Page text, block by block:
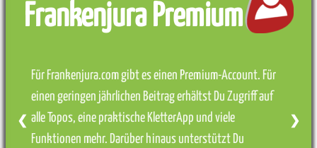
Frankenjura Premium
Für Frankenjura.com gibt es einen Premium-Account. Für
einen geringen jährlichen Beitrag erhältst Du Zugriff auf
alle Topos, eine praktische KletterApp und viele
Funktionen mehr. Darüber hinaus unterstützt Du
❮ ❯